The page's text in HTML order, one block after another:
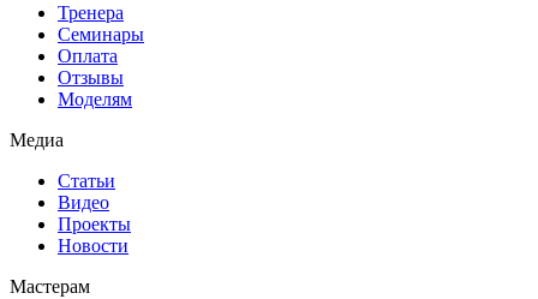
Тренера
Семинары
Оплата
Отзывы
Моделям
Медиа
Статьи
Видео
Проекты
Новости
Мастерам